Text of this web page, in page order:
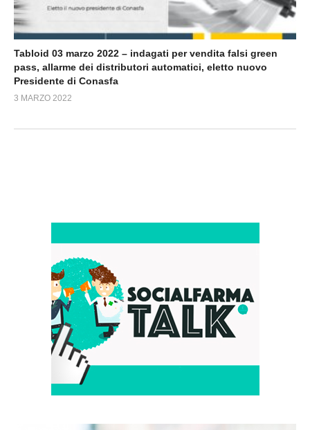
Tabloid 03 marzo 2022 – indagati per vendita falsi green
pass, allarme dei distributori automatici, eletto nuovo
Presidente di Conasfa
3 MARZO 2022